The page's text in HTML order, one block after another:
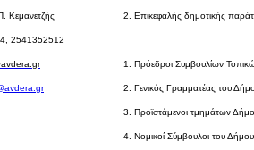
Κεμανετζής
2541352512
2. Επικεφαλής δημοτικής
1. Πρόεδροι Συμβουλίων
2. Γενικός Γραμματέας του
3. Προϊστάμενοι τμημάτων
4. Νομικοί Σύμβουλοι του Δήμου